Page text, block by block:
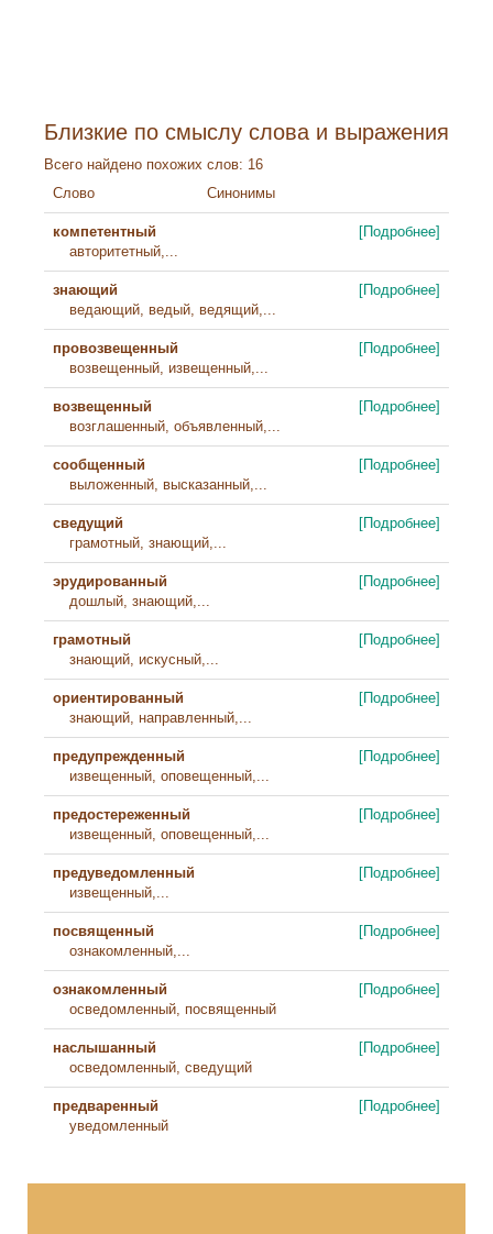
Близкие по смыслу слова и выражения
Всего найдено похожих слов: 16
Слово
Синонимы
компетентный
авторитетный,...
[Подробнее]
знающий
ведающий, ведый, ведящий,...
[Подробнее]
провозвещенный
возвещенный, извещенный,...
[Подробнее]
возвещенный
возглашенный, объявленный,...
[Подробнее]
сообщенный
выложенный, высказанный,...
[Подробнее]
сведущий
грамотный, знающий,...
[Подробнее]
эрудированный
дошлый, знающий,...
[Подробнее]
грамотный
знающий, искусный,...
[Подробнее]
ориентированный
знающий, направленный,...
[Подробнее]
предупрежденный
извещенный, оповещенный,...
[Подробнее]
предостереженный
извещенный, оповещенный,...
[Подробнее]
предуведомленный
извещенный,...
[Подробнее]
посвященный
ознакомленный,...
[Подробнее]
ознакомленный
осведомленный, посвященный
[Подробнее]
наслышанный
осведомленный, сведущий
[Подробнее]
предваренный
уведомленный
[Подробнее]